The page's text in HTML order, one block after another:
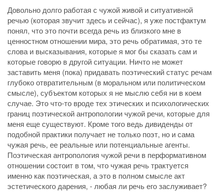
Довольно долго работая с чужой живой и ситуативной
речью (которая звучит здесь и сейчас), я уже постфактум
понял, что это почти всегда речь из близкого мне в
ценностном отношении мира, это речь обратимая, это те
слова и высказывания, которые я мог бы сказать сам и
которые говорю в другой ситуации. Ничто не может
заставить меня (пока) придавать поэтический статус речам
глубоко отвратительным (в моральном или политическом
смысле), субъектом которых я не мыслю себя ни в коем
случае. Это что-то вроде тех этических и психологических
границ поэтической антропологии чужой речи, которые для
меня еще существуют. Кроме того ведь дивиденды от
подобной практики получает не только поэт, но и сама
чужая речь, ее реальные или потенциальные агенты.
Поэтическая антропология чужой речи в перформативном
отношении состоит в том, что чужая речь трактуется
именно как поэтическая, а это в полном смысле акт
эстетического дарения, - любая ли речь его заслуживает?